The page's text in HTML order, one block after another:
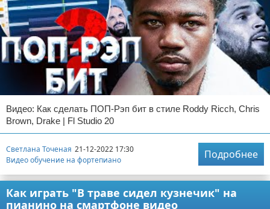
Видео: Как сделать ПОП-Рэп бит в стиле Roddy Ricch, Chris
Brown, Drake | Fl Studio 20
Светлана Точеная 21-12-2022 17:30
Видео обучение на фортепиано
Подробнее
Как играть "В траве сидел кузнечик" на
пианино на смартфоне видео